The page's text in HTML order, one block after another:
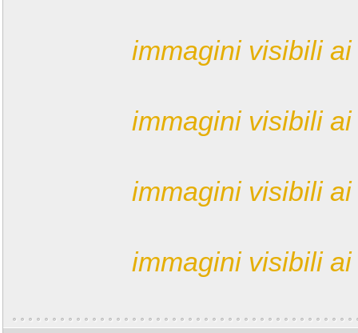
immagini visibili
immagini visibili
immagini visibili
immagini visibili